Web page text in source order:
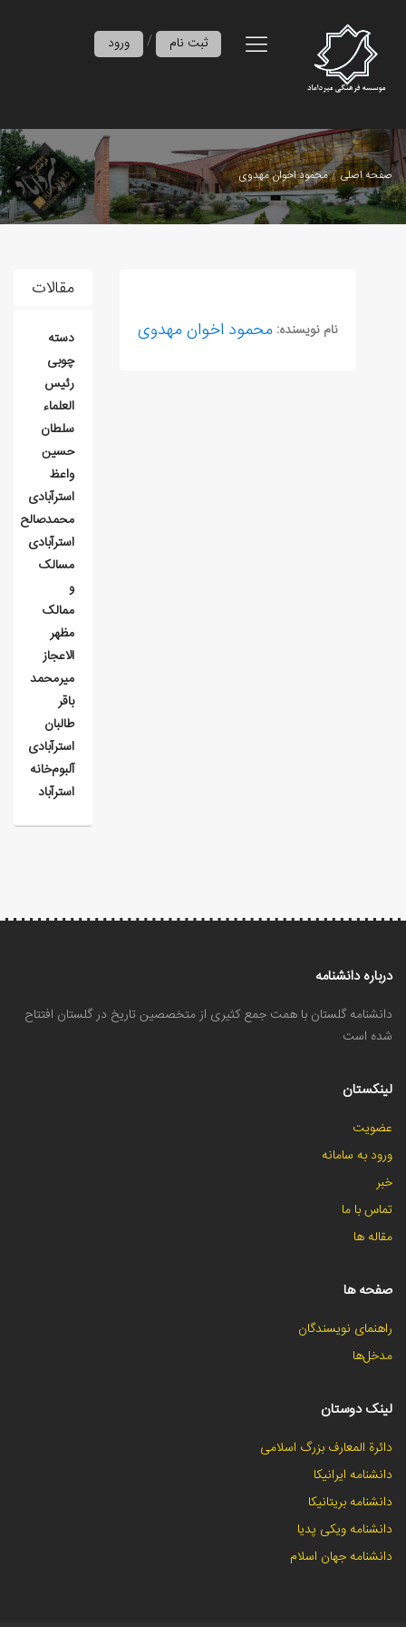
ورود / ثبت نام
صفحه اصلی محمود اخوان مهدوی
مقالات
دسته‌
چوبی
رئیس
العلماء
سلطان
حسين
واعظ
استرآبادی
محمدصالح
استرآبادی
مسالک
و
ممالک
مظهر
الاعجاز
میرمحمد
باقر
طالبان
استرآبادی
آلبوم‌خانه
استرآباد
نام نویسنده: محمود اخوان مهدوی
درباره دانشنامه
دانشنامه گلستان با همت جمع کثیری از متخصصین تاریخ در گلستان افتتاح
شده است
لینکستان
عضویت
ورود به سامانه
خبر
تماس با ما
مقاله ها
صفحه ها
راهنمای نویسندگان
مدخل‌ها
لینک دوستان
دائرة المعارف بزرگ اسلامی
دانشنامه ایرانیکا
دانشنامه بریتانیکا
دانشنامه ویکی پدیا
دانشنامه جهان اسلام